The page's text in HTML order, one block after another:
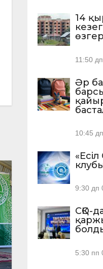
14
11:50 дп
Әр
10:45 дп
9:30 дп
СҚО-
5:30 пп